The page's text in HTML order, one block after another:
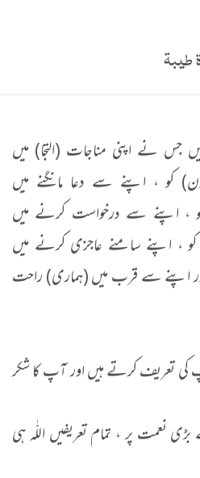
طيبة
جس نے اپنی مناجات (التجا) میں
کو ، اپنے سے دعا مانگنے میں
، اپنے سے درخواست کرنے میں
، اپنے سامنے عاجزی کرنے میں
اپنے سے قرب میں (ہماری) راحت
تعریف کرتے ہیں اور آپ کا شکر
پر ، تمام تعریفیں اللّٰہ ہی